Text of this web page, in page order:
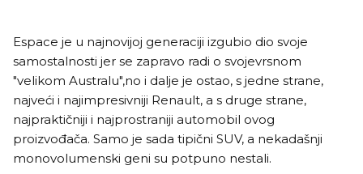
Espace je u najnovijoj generaciji izgubio dio svoje
samostalnosti jer se zapravo radi o svojevrsnom
"velikom Australu",no i dalje je ostao, s jedne strane,
najveći i najimpresivniji Renault, a s druge strane,
najpraktičniji i najprostraniji automobil ovog
proizvođača. Samo je sada tipični SUV, a nekadašnji
monovolumenski geni su potpuno nestali.